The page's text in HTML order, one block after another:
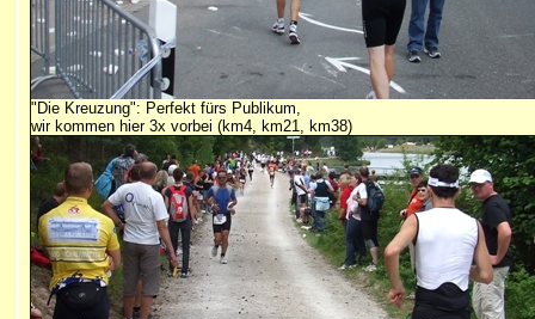
"Die Kreuzung": Perfekt fürs Publikum,
wir kommen hier 3x vorbei (km4, km21, km38)